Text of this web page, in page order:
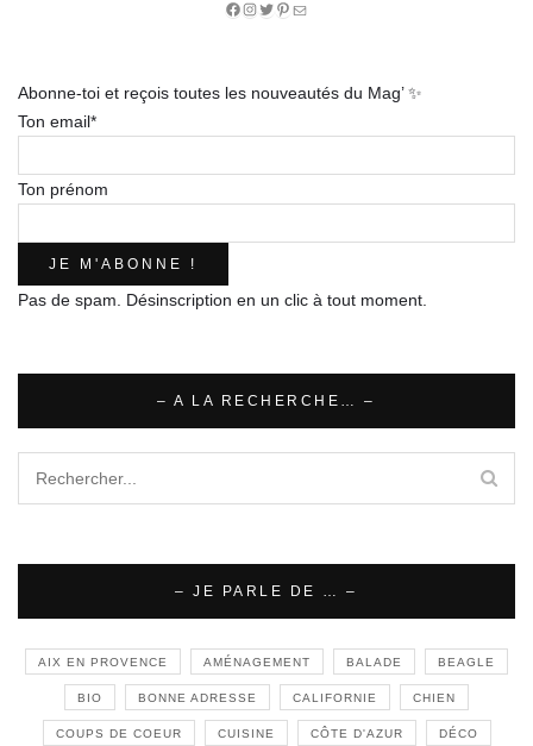
Facebook
Instagram
Twitter
Pinterest
E-
Abonne-toi et reçois toutes les nouveautés du Mag’ ✨
Ton email*
Ton prénom
Pas de spam. Désinscription en un clic à tout moment.
– A LA RECHERCHE… –
– JE PARLE DE … –
AIX EN PROVENCE AMÉNAGEMENT BALADE BEAGLE
BIO BONNE ADRESSE CALIFORNIE CHIEN
COUPS DE COEUR CUISINE CÔTE D'AZUR DÉCO